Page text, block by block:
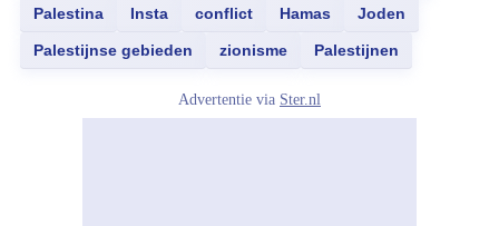
Palestina Insta conflict Hamas Joden
Palestijnse gebieden zionisme Palestijnen
Advertentie via Ster.nl